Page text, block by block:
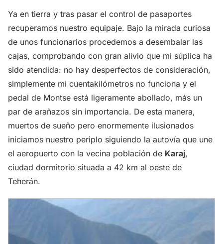
Ya en tierra y tras pasar el control de pasaportes
recuperamos nuestro equipaje. Bajo la mirada curiosa
de unos funcionarios procedemos a desembalar las
cajas, comprobando con gran alivio que mi súplica ha
sido atendida: no hay desperfectos de consideración,
simplemente mi cuentakilómetros no funciona y el
pedal de Montse está ligeramente abollado, más un
par de arañazos sin importancia. De esta manera,
muertos de sueño pero enormemente ilusionados
iniciamos nuestro periplo siguiendo la autovía que une
el aeropuerto con la vecina población de Karaj,
ciudad dormitorio situada a 42 km al oeste de
Teherán.